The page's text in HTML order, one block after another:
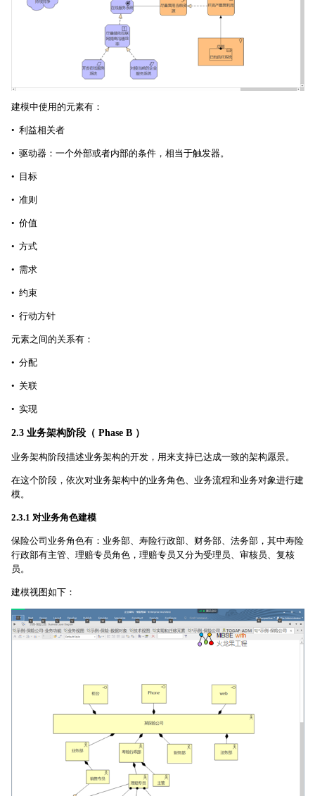
建模中使用的元素有：
• 利益相关者
• 驱动器：一个外部或者内部的条件，相当于触发器。
• 目标
• 准则
• 价值
• 方式
• 需求
• 约束
• 行动方针
元素之间的关系有：
• 分配
• 关联
• 实现
2.3 业务架构阶段（ Phase B ）
业务架构阶段描述业务架构的开发，用来支持已达成一致的架构愿景。
在这个阶段，依次对业务架构中的业务角色、业务流程和业务对象进行建
模。
2.3.1 对业务角色建模
保险公司业务角色有：业务部、寿险行政部、财务部、法务部，其中寿险
行政部有主管、理赔专员角色，理赔专员又分为受理员、审核员、复核
员。
建模视图如下：